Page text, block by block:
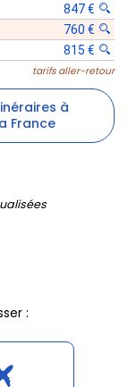
847 €
760 €
815 €
tarifs aller-retour
à
France
: